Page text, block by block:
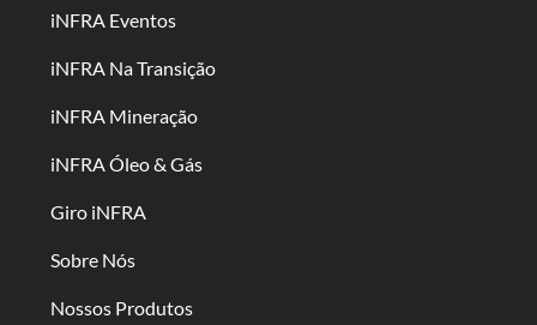
iNFRA Eventos
iNFRA Na Transição
iNFRA Mineração
iNFRA Óleo & Gás
Giro iNFRA
Sobre Nós
Nossos Produtos